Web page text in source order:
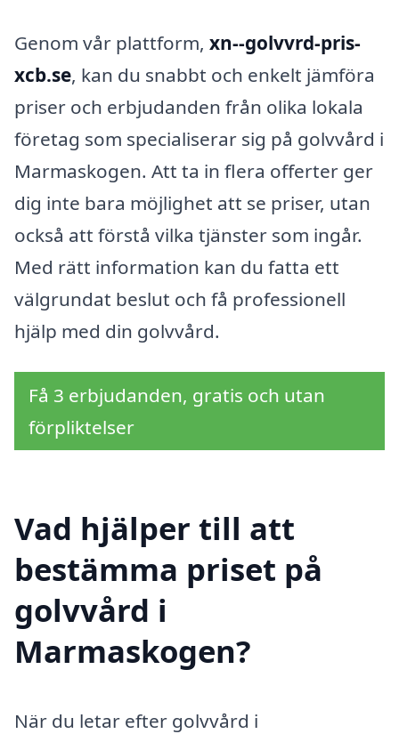
Genom vår plattform, xn--golvvrd-pris-
xcb.se, kan du snabbt och enkelt jämföra
priser och erbjudanden från olika lokala
företag som specialiserar sig på golvvård i
Marmaskogen. Att ta in flera offerter ger
dig inte bara möjlighet att se priser, utan
också att förstå vilka tjänster som ingår.
Med rätt information kan du fatta ett
välgrundat beslut och få professionell
hjälp med din golvvård.
Få 3 erbjudanden, gratis och utan
förpliktelser
Vad hjälper till att
bestämma priset på
golvvård i
Marmaskogen?
När du letar efter golvvård i